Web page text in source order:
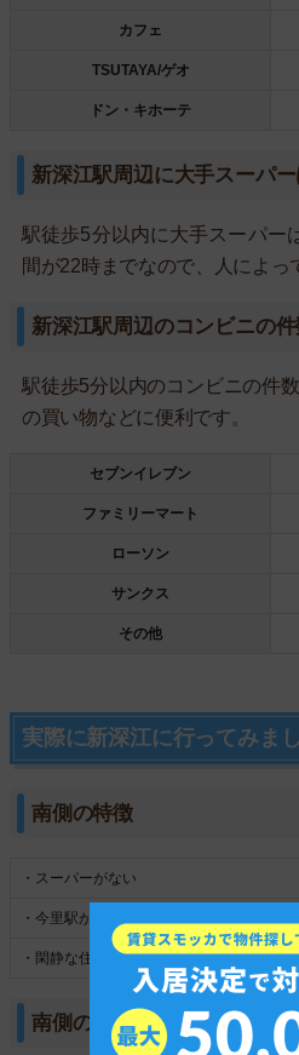
カフェ
TSUTAYA/ゲオ
ドン・キホーテ
新深江駅周辺に大手スーパ
駅徒歩5分以内に大手スーパー
間が22時までなので、人によっ
新深江駅周辺のコンビニの
駅徒歩5分以内のコンビニの件
の買い物などに便利です。
セブンイレブン
ファミリーマート
ローソン
サンクス
その他
実際に新深江に行ってみま
南側の特徴
・スーパーがない
・今里駅が徒歩圏内
・閑静な住宅街が広がっている
南側の雰囲気